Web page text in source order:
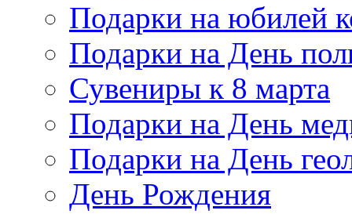
Подарки на юбилей
Подарки на День
Сувениры к 8 марта
Подарки на День
Подарки на День
День Рождения